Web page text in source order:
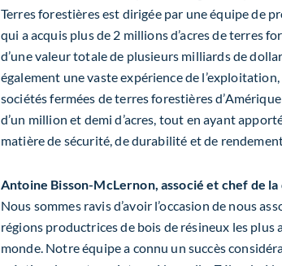
Terres forestières est dirigée par une équipe de
qui a acquis plus de 2 millions d’acres de terres
d’une valeur totale de plusieurs milliards de
également une vaste expérience de
sociétés fermées de terres forestières
d’un million et demi d’acres, tout en ayant
matière de sécurité, de durabilité et de
Antoine Bisson-McLernon, associé et chef de
Nous sommes ravis d’avoir l’occasion de nous
régions productrices de bois de résineux les
monde. Notre équipe a connu un succès